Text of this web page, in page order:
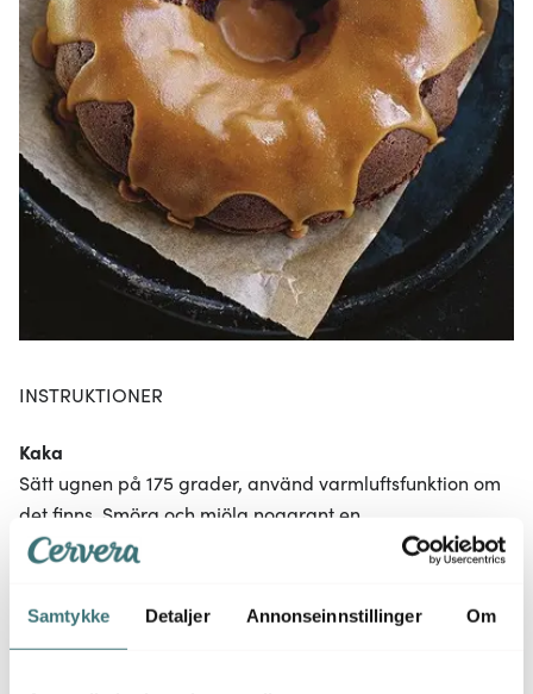
Samtykke Detaljer Annonseinnstillinger Om
INSTRUKTIONER
Kaka
Sätt ugnen på 175 grader, använd varmluftsfunktion om
det finns. Smöra och mjöla noggrant en
rund sockerkaksform som är ca 23 cm i diameter och 10
Blanda de torra ingredienserna, mjöl, bakpulver, salt och